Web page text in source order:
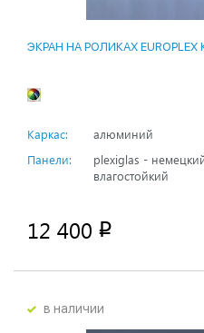
ЭКРАН НА РОЛИКАХ EUROPLEX
Каркас:
алюминий
Панели:
plexiglas -
влагостойкий
12 400 p
в наличии